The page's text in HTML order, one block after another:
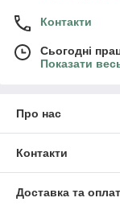
Контакти
Сьогодні
Показати
Про нас
Контакти
Доставка та